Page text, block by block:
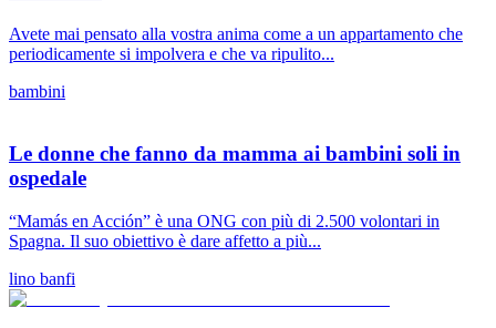
Avete mai pensato alla vostra anima come a un appartamento che
periodicamente si impolvera e che va ripulito...
bambini
Le donne che fanno da mamma ai bambini soli in
ospedale
“Mamás en Acción” è una ONG con più di 2.500 volontari in
Spagna. Il suo obiettivo è dare affetto a più...
lino banfi